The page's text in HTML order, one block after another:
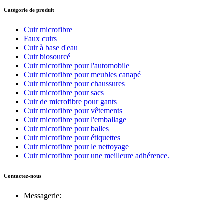
Catégorie de produit
Cuir microfibre
Faux cuirs
Cuir à base d'eau
Cuir biosourcé
Cuir microfibre pour l'automobile
Cuir microfibre pour meubles canapé
Cuir microfibre pour chaussures
Cuir microfibre pour sacs
Cuir de microfibre pour gants
Cuir microfibre pour vêtements
Cuir microfibre pour l'emballage
Cuir microfibre pour balles
Cuir microfibre pour étiquettes
Cuir microfibre pour le nettoyage
Cuir microfibre pour une meilleure adhérence.
Contactez-nous
Messagerie: